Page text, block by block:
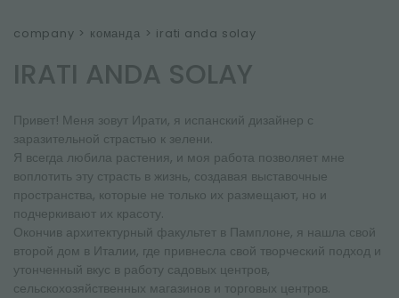
БОЛЬШЕ РЕЗУЛЬТАТОВ ДЛЯ ВАС:
ВЫСТАВКИ И МЕРОПРИЯТИЯ
company > команда > irati anda solay
IRATI ANDA SOLAY
Привет! Меня зовут Ирати, я испанский дизайнер с
заразительной страстью к зелени.
Я всегда любила растения, и моя работа позволяет мне
воплотить эту страсть в жизнь, создавая выставочные
пространства, которые не только их размещают, но и
подчеркивают их красоту.
Окончив архитектурный факультет в Памплоне, я нашла свой
второй дом в Италии, где привнесла свой творческий подход и
утонченный вкус в работу садовых центров,
сельскохозяйственных магазинов и торговых центров.